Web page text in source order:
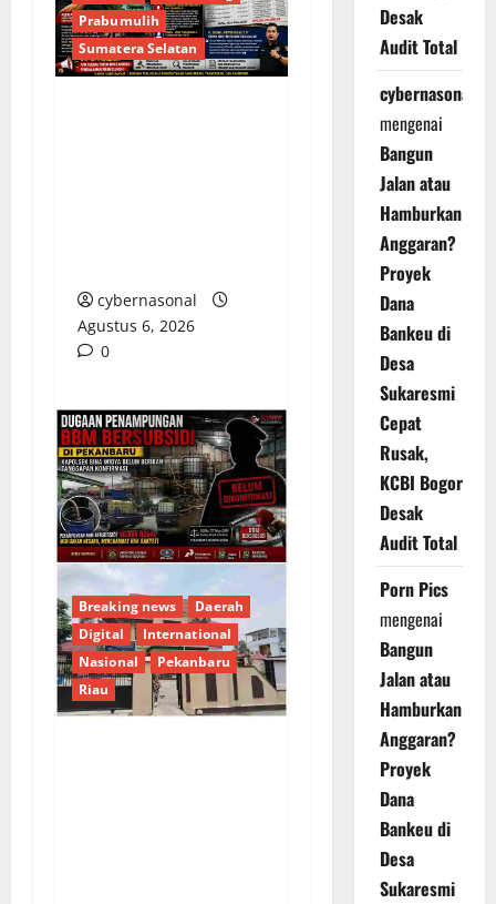
Prabumulih
Sumatera Selatan
cybernasonal
Agustus 6, 2026
0
Breaking news
Daerah
Digital
International
Nasional
Pekanbaru
Riau
Desak
Audit Total
cybernasonal
mengenai
Bangun
Jalan atau
Hamburkan
Anggaran?
Proyek
Dana
Bankeu di
Desa
Sukaresmi
Cepat
Rusak,
KCBI Bogor
Desak
Audit Total
Porn Pics
mengenai
Bangun
Jalan atau
Hamburkan
Anggaran?
Proyek
Dana
Bankeu di
Desa
Sukaresmi